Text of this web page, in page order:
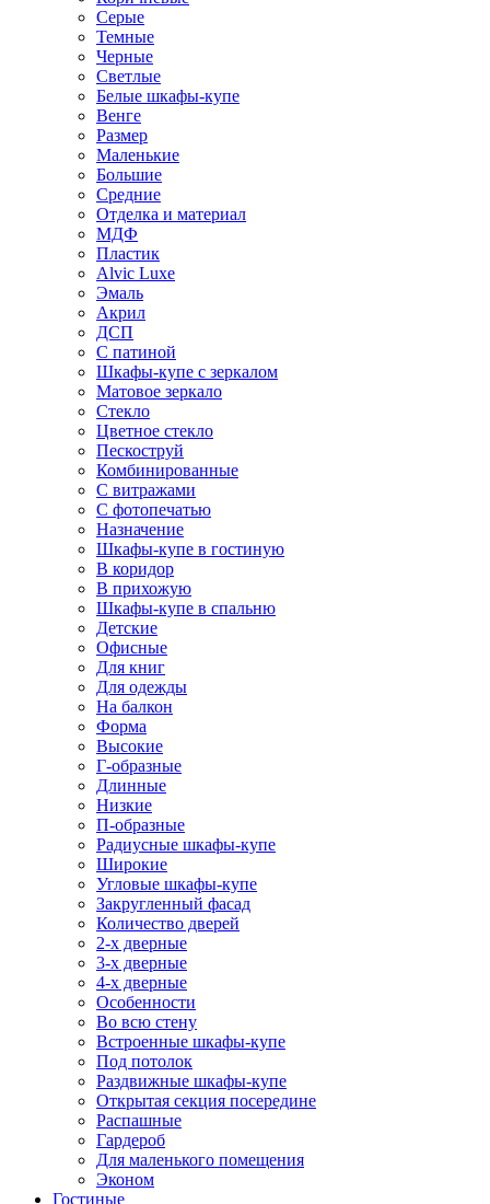
Серые
Темные
Черные
Светлые
Белые шкафы-купе
Венге
Размер
Маленькие
Большие
Средние
Отделка и материал
МДФ
Пластик
Alvic Luxe
Эмаль
Акрил
ДСП
С патиной
Шкафы-купе с зеркалом
Матовое зеркало
Стекло
Цветное стекло
Пескоструй
Комбинированные
С витражами
С фотопечатью
Назначение
Шкафы-купе в гостиную
В коридор
В прихожую
Шкафы-купе в спальню
Детские
Офисные
Для книг
Для одежды
На балкон
Форма
Высокие
Г-образные
Длинные
Низкие
П-образные
Радиусные шкафы-купе
Широкие
Угловые шкафы-купе
Закругленный фасад
Количество дверей
2-х дверные
3-х дверные
4-х дверные
Особенности
Во всю стену
Встроенные шкафы-купе
Под потолок
Раздвижные шкафы-купе
Открытая секция посередине
Распашные
Гардероб
Для маленького помещения
Эконом
Гостиные